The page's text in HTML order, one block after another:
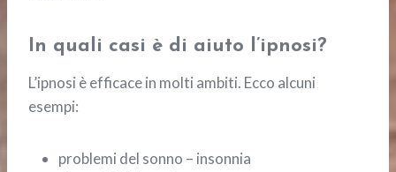
In quali casi è di aiuto l’ipnosi?
L’ipnosi è efficace in molti ambiti. Ecco alcuni
esempi:
problemi del sonno – insonnia